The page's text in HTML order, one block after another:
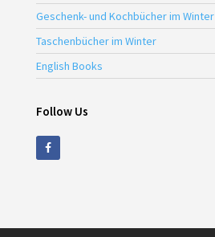
Geschenk- und Kochbücher im Winter
Taschenbücher im Winter
English Books
Follow Us